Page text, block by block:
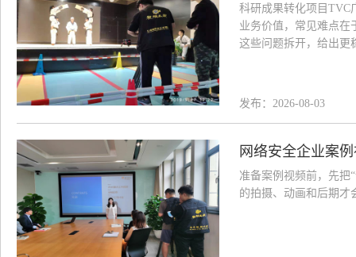
科研成果转化项目TVC
业务价值，常见难点在
这些问题拆开，给出更
发布：2026-08-03
网络安全企业案
准备案例视频前，先把
的拍摄、动画和后期才